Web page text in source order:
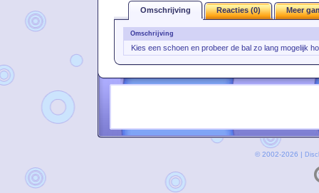
Omschrijving Reacties (0) Meer
Omschrijving
Kies een schoen en probeer de bal zo lang mogelijk
© 2002-2026 |